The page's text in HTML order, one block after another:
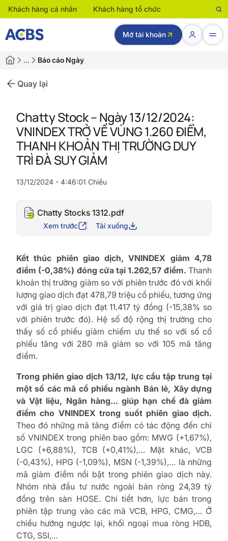
Khách hàng cá nhân Khách hàng tổ chức
Mở tài khoản
… Báo cáo Ngày
Quay lại
Chatty Stock – Ngày 13/12/2024:
VNINDEX TRỞ VỀ VÙNG 1.260 ĐIỂM,
THANH KHOẢN THỊ TRƯỜNG DUY
TRÌ ĐÀ SUY GIẢM
13/12/2024 - 4:46:01 Chiều
Chatty Stocks 1312.pdf
Xem trước Tải xuống
Kết thúc phiên giao dịch, VNINDEX giảm 4,78
điểm (-0,38%) đóng cửa tại 1.262,57 điểm. Thanh
khoản thị trường giảm so với phiên trước đó với khối
lượng giao dịch đạt 478,79 triệu cổ phiếu, tương ứng
với giá trị giao dịch đạt 11.417 tỷ đồng (-15,38% so
với phiên trước đó). Hệ số độ rộng thị trường cho
thấy số cổ phiếu giảm chiếm ưu thế so với số cổ
phiếu tăng với 280 mã giảm so với 105 mã tăng
điểm.
Trong phiên giao dịch 13/12, lực cầu tập trung tại
một số các mã cổ phiếu ngành Bán lẻ, Xây dựng
và Vật liệu, Ngân hàng… giúp hạn chế đà giảm
điểm cho VNINDEX trong suốt phiên giao dịch.
Theo đó những mã tăng điểm có tác động đến chỉ
số VNINDEX trong phiên bao gồm: MWG (+1,67%),
LGC (+6,88%), TCB (+0,41%),… Mặt khác, VCB
(-0,43%), HPG (-1,09%), MSN (-1,39%),… là những
mã giảm điểm nổi bật trong phiên giao dịch này.
Nhóm nhà đầu tư nước ngoài bán ròng 24,39 tỷ
đồng trên sàn HOSE. Chi tiết hơn, lực bán trong
phiên tập trung vào các mã VCB, HPG, CMG,… Ở
chiều hướng ngược lại, khối ngoại mua ròng HDB,
CTG, SSI,…